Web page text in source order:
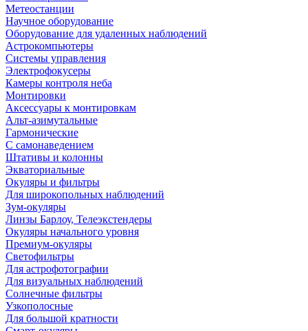
Метеостанции
Научное оборудование
Оборудование для удаленных наблюдений
Астрокомпьютеры
Системы управления
Электрофокусеры
Камеры контроля неба
Монтировки
Аксессуары к монтировкам
Альт-азимутальные
Гармонические
С самонаведением
Штативы и колонны
Экваториальные
Окуляры и фильтры
Для широкопольных наблюдений
Зум-окуляры
Линзы Барлоу, Телеэкстендеры
Окуляры начального уровня
Премиум-окуляры
Светофильтры
Для астрофотографии
Для визуальных наблюдений
Солнечные фильтры
Узкополосные
Для большой кратности